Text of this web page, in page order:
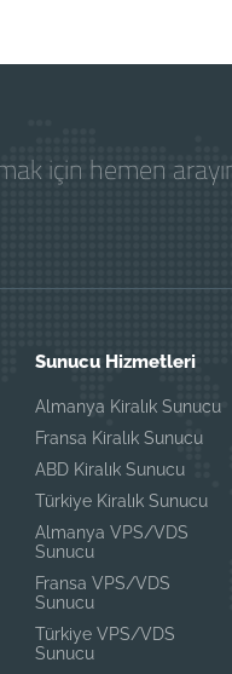
için hemen
Sunucu Hizmetleri
Almanya Kiralık Sunucu
Fransa Kiralık Sunucu
ABD Kiralık Sunucu
Türkiye Kiralık Sunucu
Almanya VPS/VDS
Sunucu
Fransa VPS/VDS
Sunucu
Türkiye VPS/VDS
Sunucu